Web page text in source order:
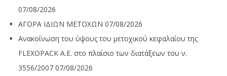
07/08/2026
ΑΓΟΡΑ ΙΔΙΩΝ ΜΕΤΟΧΩΝ 07/08/2026
Ανακοίνωση του ύψους του μετοχικού κεφαλαίου της
FLEXOPACK A.E. στο πλαίσιο των διατάξεων του ν.
3556/2007 07/08/2026